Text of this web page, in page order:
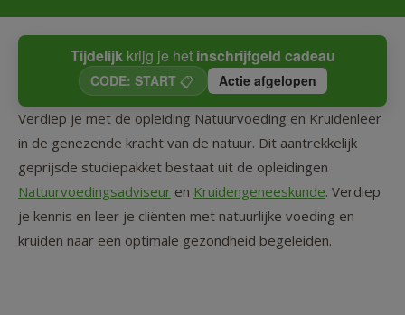
Tijdelijkkrijg je het inschrijfgeld cadeau
CODE: START 📋 Actie afgelopen
Verdiep je met de opleiding Natuurvoeding en Kruidenleer
in de genezende kracht van de natuur. Dit aantrekkelijk
geprijsde studiepakket bestaat uit de opleidingen
Natuurvoedingsadviseur en Kruidengeneeskunde. Verdiep
je kennis en leer je cliënten met natuurlijke voeding en
kruiden naar een optimale gezondheid begeleiden.